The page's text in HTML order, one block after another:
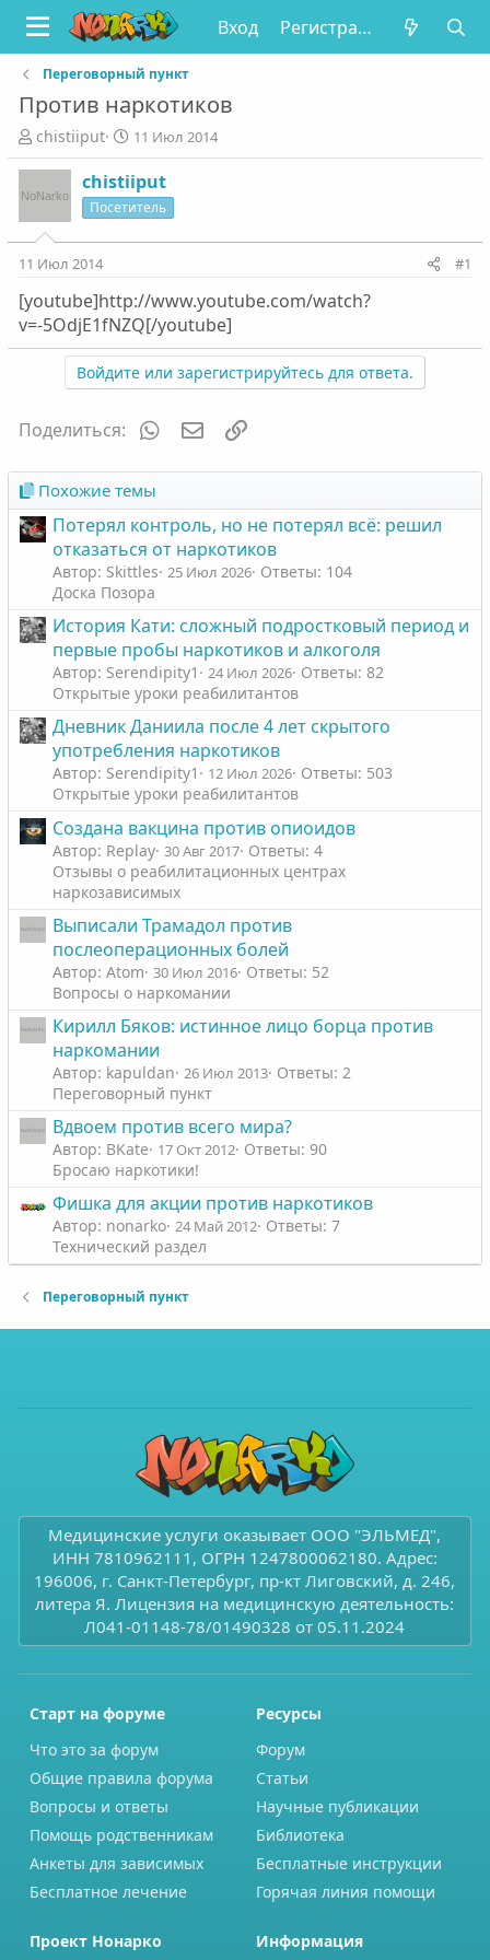
Вход Регистрация
Переговорный пункт
Против наркотиков
А
в
т
о
р
т
е
ы
chistiiput
Д
а
т
а
н
а
л
а
11 Июл 2014
chistiiput
Посетитель
11 Июл 2014 #1
[youtube]http://www.youtube.com/watch?
v=-5OdjE1fNZQ[/youtube]
Войдите или зарегистрируйтесь для ответа.
Поделиться: WhatsAppЭлектронная почта
Похожие темы
Потерял контроль, но не потерял всё: решил
отказаться от наркотиков
Автор: Skittles 25 Июл 2026 Ответы: 104
Доска Позора
История Кати: сложный подростковый период и
первые пробы наркотиков и алкоголя
Автор: Serendipity1 24 Июл 2026 Ответы: 82
Открытые уроки реабилитантов
Дневник Даниила после 4 лет скрытого
употребления наркотиков
Автор: Serendipity1 12 Июл 2026 Ответы: 503
Открытые уроки реабилитантов
Создана вакцина против опиоидов
Автор: Replay 30 Авг 2017 Ответы: 4
Отзывы о реабилитационных центрах
наркозависимых
Выписали Трамадол против
послеоперационных болей
Автор: Atom 30 Июл 2016 Ответы: 52
Вопросы о наркомании
Кирилл Бяков: истинное лицо борца против
наркомании
Автор: kapuldan 26 Июл 2013 Ответы: 2
Переговорный пункт
Вдвоем против всего мира?
Автор: BKate 17 Окт 2012 Ответы: 90
Бросаю наркотики!
Фишка для акции против наркотиков
Автор: nonarko 24 Май 2012 Ответы: 7
Технический раздел
Переговорный пункт
Медицинские услуги оказывает ООО "ЭЛЬМЕД",
ИНН 7810962111, ОГРН 1247800062180. Адрес:
196006, г. Санкт-Петербург, пр-кт Лиговский, д. 246,
литера Я. Лицензия на медицинскую деятельность:
Л041-01148-78/01490328 от 05.11.2024
Старт на форуме
Что это за форум
Общие правила форума
Вопросы и ответы
Помощь родственникам
Анкеты для зависимых
Бесплатное лечение
Ресурсы
Форум
Статьи
Научные публикации
Библиотека
Бесплатные инструкции
Горячая линия помощи
Проект Нонарко Информация